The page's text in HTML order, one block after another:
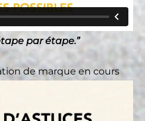
par étape.”
de marque en cours